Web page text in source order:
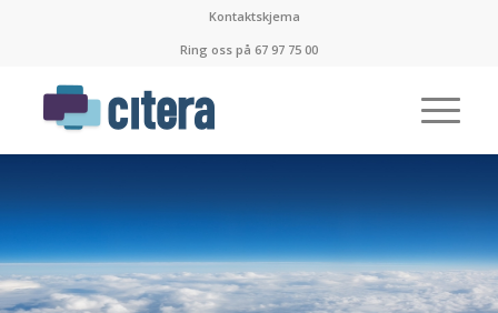
Kontaktskjema
Ring oss på 67 97 75 00
EFFEKTIV IT